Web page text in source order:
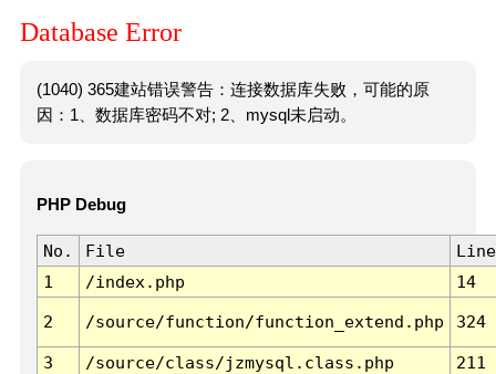
Database Error
(1040) 365建站错误警告：连接数据库失败，可能的原
因：1、数据库密码不对; 2、mysql未启动。
PHP Debug
No. File
Line
1
/index.php 14
2 /source/function/function_extend.php 324
3 /source/class/jzmysql.class.php
211